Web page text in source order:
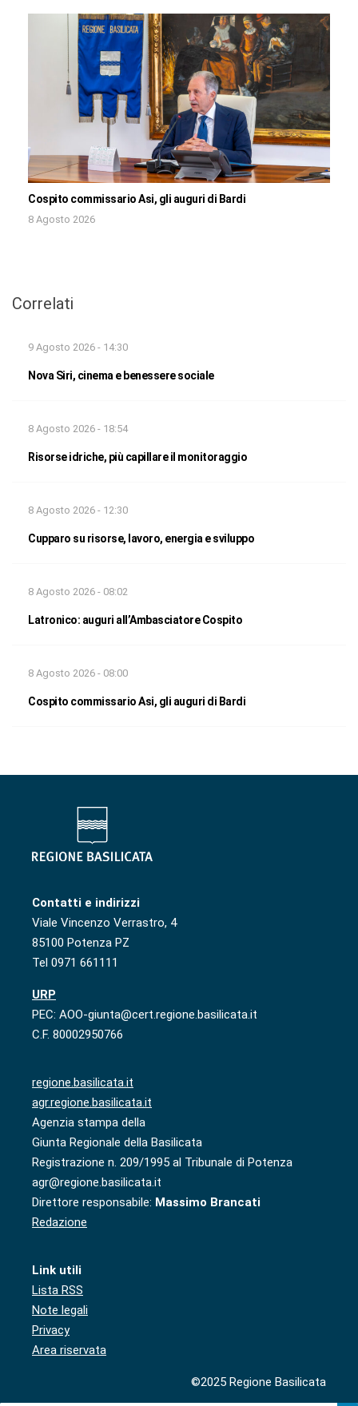
Cospito commissario Asi, gli auguri di Bardi
8 Agosto 2026
Correlati
9 Agosto 2026 - 14:30
Nova Siri, cinema e benessere sociale
8 Agosto 2026 - 18:54
Risorse idriche, più capillare il monitoraggio
8 Agosto 2026 - 12:30
Cupparo su risorse, lavoro, energia e sviluppo
8 Agosto 2026 - 08:02
Latronico: auguri all’Ambasciatore Cospito
8 Agosto 2026 - 08:00
Cospito commissario Asi, gli auguri di Bardi
Contatti e indirizzi
Viale Vincenzo Verrastro, 4
85100 Potenza PZ
Tel 0971 661111
URP
PEC: AOO-giunta@cert.regione.basilicata.it
C.F. 80002950766
regione.basilicata.it
agr.regione.basilicata.it
Agenzia stampa della
Giunta Regionale della Basilicata
Registrazione n. 209/1995 al Tribunale di Potenza
agr@regione.basilicata.it
Direttore responsabile: Massimo Brancati
Redazione
Link utili
Lista RSS
Note legali
Privacy
Area riservata
©2025 Regione Basilicata